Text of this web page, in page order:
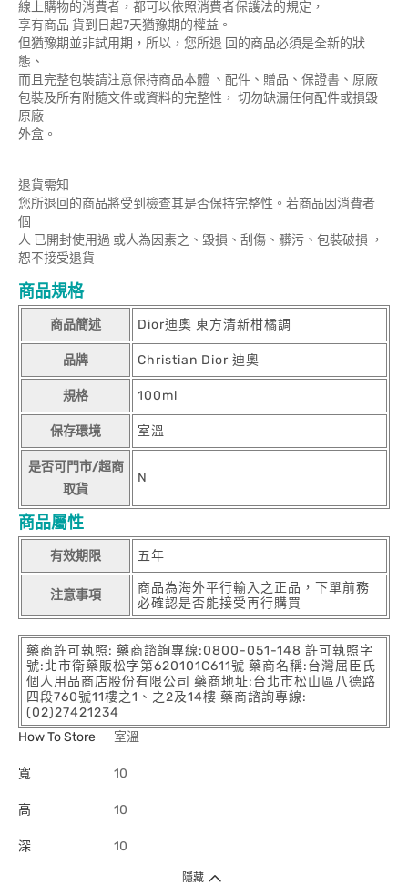
線上購物的消費者，都可以依照消費者保護法的規定，
享有商品 貨到日起7天猶豫期的權益。
但猶豫期並非試用期，所以，您所退 回的商品必須是全新的狀
態、
而且完整包裝請注意保持商品本體 、配件、贈品、保證書、原廠
包裝及所有附隨文件或資料的完整性， 切勿缺漏任何配件或損毀
原廠
外盒。
退貨需知
您所退回的商品將受到檢查其是否保持完整性。若商品因消費者
個
人 已開封使用過 或人為因素之、毀損、刮傷、髒污、包裝破損 ，
恕不接受退貨
商品規格
商品簡述 Dior迪奧 東方清新柑橘調
品牌 Christian Dior 迪奧
規格 100ml
保存環境 室溫
是否可門市/超商
取貨
N
商品屬性
有效期限 五年
注意事項
商品為海外平行輸入之正品，下單前務
必確認是否能接受再行購買
藥商許可執照: 藥商諮詢專線:0800-051-148 許可執照字
號:北市衛藥販松字第620101C611號 藥商名稱:台灣屈臣氏
個人用品商店股份有限公司 藥商地址:台北市松山區八德路
四段760號11樓之1、之2及14樓 藥商諮詢專線:
(02)27421234
How To Store
室溫
寬 10
高 10
深 10
隱藏